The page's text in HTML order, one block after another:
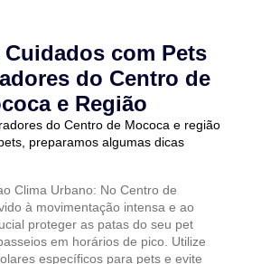
Cuidados com Pets
do Centro de
e Região
do Centro de Mococa e região
preparamos algumas dicas
Clima Urbano: No Centro de
à movimentação intensa e ao
proteger as patas do seu pet
em horários de pico. Utilize
específicos para pets e evite